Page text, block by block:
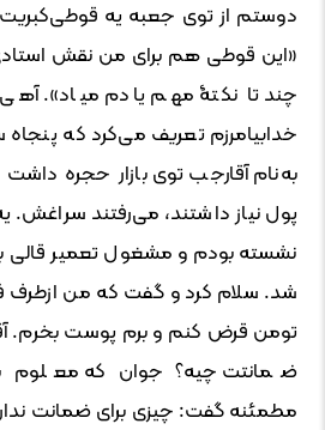
دوستم از توی جعبه‌ یه
«این قوطی ‌هم برای من نقش
چند تا نکتۀ مهم یادم میاد».
خدابیامرزم تعریف می‌کرد که
به‌نام آقارجب توی بازار حجره
پول نیاز داشتند، می‌رفتند سراغش.
نشسته بودم و مشغول تعمیر قالی
شد. سلام کرد و گفت که من
تومن قرض کنم و برم پوست بخرم.
ضمانتت چیه؟ جوان که
مطمئنه گفت: چیزی برای ضمانت